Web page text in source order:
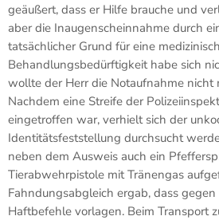
geäußert, dass er Hilfe brauche und
aber die Inaugenscheinnahme durch
tatsächlicher Grund für eine
Behandlungsbedürftigkeit habe sich
wollte der Herr die Notaufnahme nicht
Nachdem eine Streife der
eingetroffen war, verhielt sich der
Identitätsfeststellung durchsucht
neben dem Ausweis auch ein
Tierabwehrpistole mit Tränengas
Fahndungsabgleich ergab, dass
Haftbefehle vorlagen. Beim Transport